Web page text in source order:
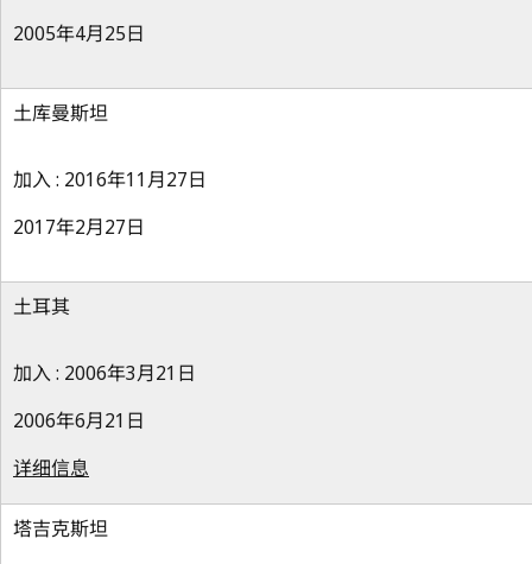
2005年4月25日
土库曼斯坦
加入 : 2016年11月27日
2017年2月27日
土耳其
加入 : 2006年3月21日
2006年6月21日
详细信息
塔吉克斯坦